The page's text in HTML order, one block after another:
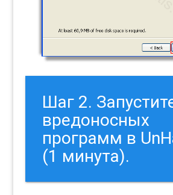
Шаг 2.
вредоносных
программ в
(1 минута).